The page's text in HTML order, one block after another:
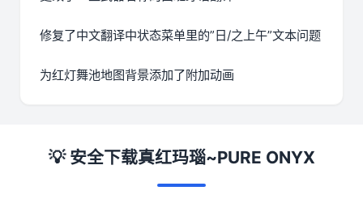
修复了中文翻译中状态菜单里的”日/之上午”文本问题
为红灯舞池地图背景添加了附加动画
💡 安全下载真红玛瑙~PURE ONYX